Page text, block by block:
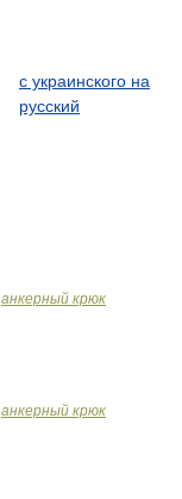
с украинского на
русский
анкерный крюк
анкерный крюк